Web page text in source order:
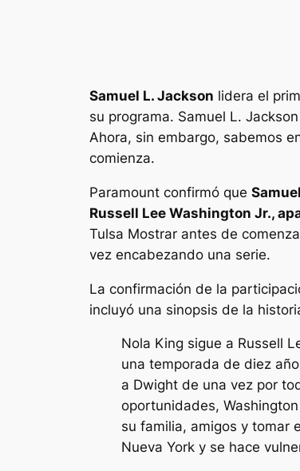
Samuel L. Jackson lidera el
su programa. Samuel L.
Ahora, sin embargo, sabemos
comienza.
Paramount confirmó que
Russell Lee Washington Jr.,
Tulsa Mostrar antes de
vez encabezando una serie.
La confirmación de la
incluyó una sinopsis de la
Nola King sigue a Russell
una temporada de diez
a Dwight de una vez por
oportunidades,
su familia, amigos y tomar
Nueva York y se hace